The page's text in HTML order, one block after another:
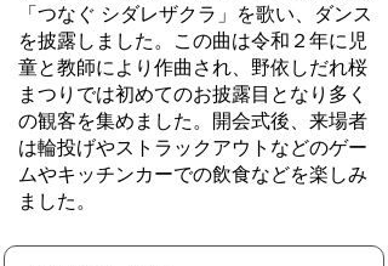
「つなぐ シダレザクラ」を歌い、ダンス
を披露しました。この曲は令和２年に児
童と教師により作曲され、野依しだれ桜
まつりでは初めてのお披露目となり多く
の観客を集めました。開会式後、来場者
は輪投げやストラックアウトなどのゲー
ムやキッチンカーでの飲食などを楽しみ
ました。